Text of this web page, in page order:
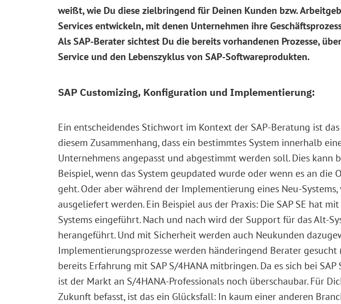
weißt, wie Du diese zielbringend für Deinen Kunden bzw.
Services entwickeln, mit denen Unternehmen ihre
Als SAP-Berater sichtest Du die bereits vorhandenen Prozesse,
Service und den Lebenszyklus von SAP-Softwareprodukten.
SAP Customizing, Konfiguration und Implementierung:
Ein entscheidendes Stichwort im Kontext der SAP-Beratung ist
diesem Zusammenhang, dass ein bestimmtes System innerhalb
Unternehmens angepasst und abgestimmt werden soll. Dies kann
Beispiel, wenn das System geupdated wurde oder wenn es an
geht. Oder aber während der Implementierung eines Neu-
ausgeliefert werden. Ein Beispiel aus der Praxis: Die SAP SE hat
Systems eingeführt. Nach und nach wird der Support für das Alt-
herangeführt. Und mit Sicherheit werden auch Neukunden
Implementierungsprozesse werden händeringend Berater
bereits Erfahrung mit SAP S/4HANA mitbringen. Da es sich bei
ist der Markt an S/4HANA-Professionals noch überschaubar. Für
Zukunft befasst, ist das ein Glücksfall: In kaum einer anderen